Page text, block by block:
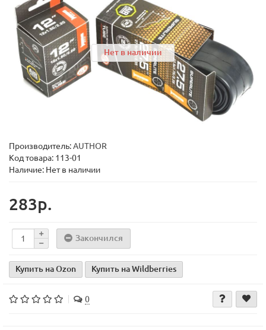
Нет в наличии
Производитель:AUTHOR
Код товара: 113-01
Наличие: Нет в наличии
283р.
Закончился
Купить на Ozon Купить на Wildberries
0